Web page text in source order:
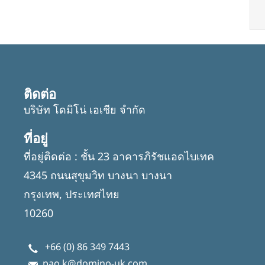
ติดต่อ
บริษัท โดมิโน่ เอเชีย จำกัด
ที่อยู่
ที่อยู่ติดต่อ : ชั้น 23 อาคารภิรัชแอดไบเทค
4345 ถนนสุขุมวิท บางนา บางนา
กรุงเทพ, ประเทศไทย
10260
+66 (0) 86 349 7443